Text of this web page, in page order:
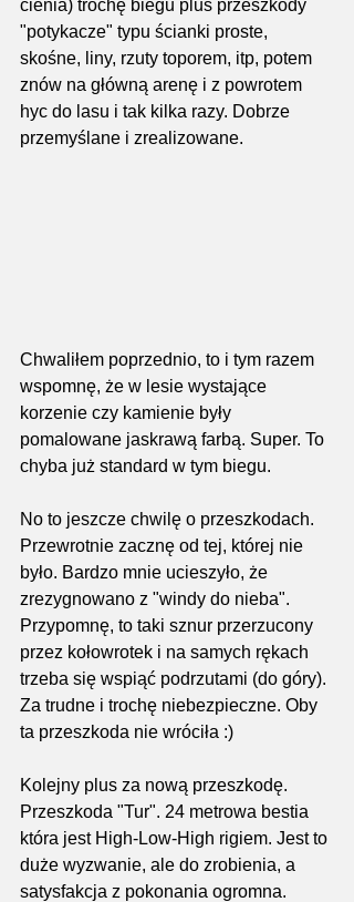
cienia) trochę biegu plus przeszkody
"potykacze" typu ścianki proste,
skośne, liny, rzuty toporem, itp, potem
znów na główną arenę i z powrotem
hyc do lasu i tak kilka razy. Dobrze
przemyślane i zrealizowane.
Chwaliłem poprzednio, to i tym razem
wspomnę, że w lesie wystające
korzenie czy kamienie były
pomalowane jaskrawą farbą. Super. To
chyba już standard w tym biegu.
No to jeszcze chwilę o przeszkodach.
Przewrotnie zacznę od tej, której nie
było. Bardzo mnie ucieszyło, że
zrezygnowano z "windy do nieba".
Przypomnę, to taki sznur przerzucony
przez kołowrotek i na samych rękach
trzeba się wspiąć podrzutami (do góry).
Za trudne i trochę niebezpieczne. Oby
ta przeszkoda nie wróciła :)
Kolejny plus za nową przeszkodę.
Przeszkoda "Tur". 24 metrowa bestia
która jest High-Low-High rigiem. Jest to
duże wyzwanie, ale do zrobienia, a
satysfakcja z pokonania ogromna.